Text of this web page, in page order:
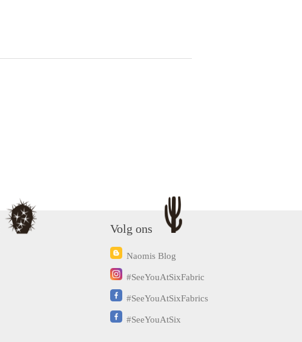
Volg ons
Naomis Blog
#SeeYouAtSixFabric
#SeeYouAtSixFabrics
#SeeYouAtSix